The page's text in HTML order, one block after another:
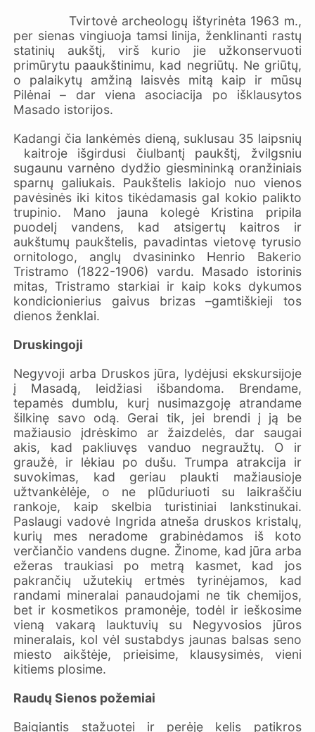
Tvirtovė archeologų ištyrinėta 1963 m.,
per sienas vingiuoja tamsi linija, ženklinanti rastų
statinių aukštį, virš kurio jie užkonservuoti
primūrytu paaukštinimu, kad negriūtų. Ne griūtų,
o palaikytų amžiną laisvės mitą kaip ir mūsų
Pilėnai – dar viena asociacija po išklausytos
Masado istorijos.
Kadangi čia lankėmės dieną, suklusau 35 laipsnių
kaitroje išgirdusi čiulbantį paukštį, žvilgsniu
sugaunu varnėno dydžio giesmininką oranžiniais
sparnų galiukais. Paukštelis lakiojo nuo vienos
pavėsinės iki kitos tikėdamasis gal kokio palikto
trupinio. Mano jauna kolegė Kristina pripila
puodelį vandens, kad atsigertų kaitros ir
aukštumų paukštelis, pavadintas vietovę tyrusio
ornitologo, anglų dvasininko Henrio Bakerio
Tristramo (1822-1906) vardu. Masado istorinis
mitas, Tristramo starkiai ir kaip koks dykumos
kondicionierius gaivus brizas –gamtiškieji tos
dienos ženklai.
Druskingoji
Negyvoji arba Druskos jūra, lydėjusi ekskursijoje
į Masadą, leidžiasi išbandoma. Brendame,
tepamės dumblu, kurį nusimazgoję atrandame
šilkinę savo odą. Gerai tik, jei brendi į ją be
mažiausio įdrėskimo ar žaizdelės, dar saugai
akis, kad pakliuvęs vanduo negraužtų. O ir
graužė, ir lėkiau po dušu. Trumpa atrakcija ir
suvokimas, kad geriau plaukti mažiausioje
užtvankėlėje, o ne plūduriuoti su laikraščiu
rankoje, kaip skelbia turistiniai lankstinukai.
Paslaugi vadovė Ingrida atneša druskos kristalų,
kurių mes neradome grabinėdamos iš koto
verčiančio vandens dugne. Žinome, kad jūra arba
ežeras traukiasi po metrą kasmet, kad jos
pakrančių užutekių ertmės tyrinėjamos, kad
randami mineralai panaudojami ne tik chemijos,
bet ir kosmetikos pramonėje, todėl ir ieškosime
vieną vakarą lauktuvių su Negyvosios jūros
mineralais, kol vėl sustabdys jaunas balsas seno
miesto aikštėje, prieisime, klausysimės, vieni
kitiems plosime.
Raudų Sienos požemiai
Baigiantis stažuotei ir perėję kelis patikros